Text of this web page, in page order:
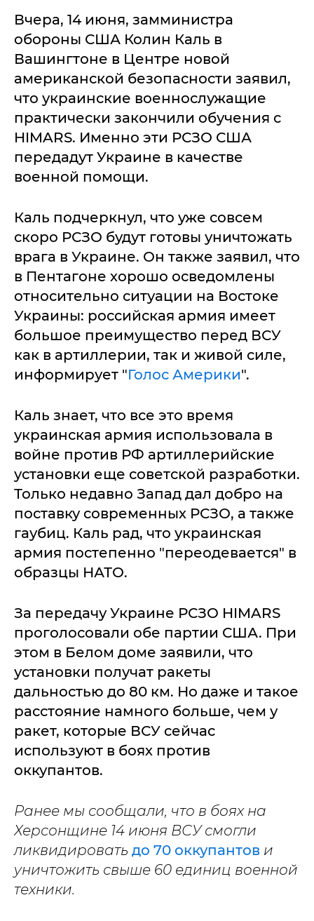
Вчера, 14 июня, замминистра
обороны США Колин Каль в
Вашингтоне в Центре новой
американской безопасности заявил,
что украинские военнослужащие
практически закончили обучения с
HIMARS. Именно эти РСЗО США
передадут Украине в качестве
военной помощи.
Каль подчеркнул, что уже совсем
скоро РСЗО будут готовы уничтожать
врага в Украине. Он также заявил, что
в Пентагоне хорошо осведомлены
относительно ситуации на Востоке
Украины: российская армия имеет
большое преимущество перед ВСУ
как в артиллерии, так и живой силе,
информирует "Голос Америки".
Каль знает, что все это время
украинская армия использовала в
войне против РФ артиллерийские
установки еще советской разработки.
Только недавно Запад дал добро на
поставку современных РСЗО, а также
гаубиц. Каль рад, что украинская
армия постепенно "переодевается" в
образцы НАТО.
За передачу Украине РСЗО HIMARS
проголосовали обе партии США. При
этом в Белом доме заявили, что
установки получат ракеты
дальностью до 80 км. Но даже и такое
расстояние намного больше, чем у
ракет, которые ВСУ сейчас
используют в боях против
оккупантов.
Ранее мы сообщали, что в боях на
Херсонщине 14 июня ВСУ смогли
ликвидировать до 70 оккупантов и
уничтожить свыше 60 единиц военной
техники.